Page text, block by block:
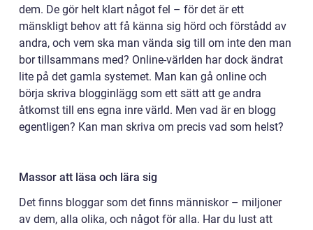
dem. De gör helt klart något fel – för det är ett
mänskligt behov att få känna sig hörd och förstådd av
andra, och vem ska man vända sig till om inte den man
bor tillsammans med? Online-världen har dock ändrat
lite på det gamla systemet. Man kan gå online och
börja skriva blogginlägg som ett sätt att ge andra
åtkomst till ens egna inre värld. Men vad är en blogg
egentligen? Kan man skriva om precis vad som helst?
Massor att läsa och lära sig
Det finns bloggar som det finns människor – miljoner
av dem, alla olika, och något för alla. Har du lust att